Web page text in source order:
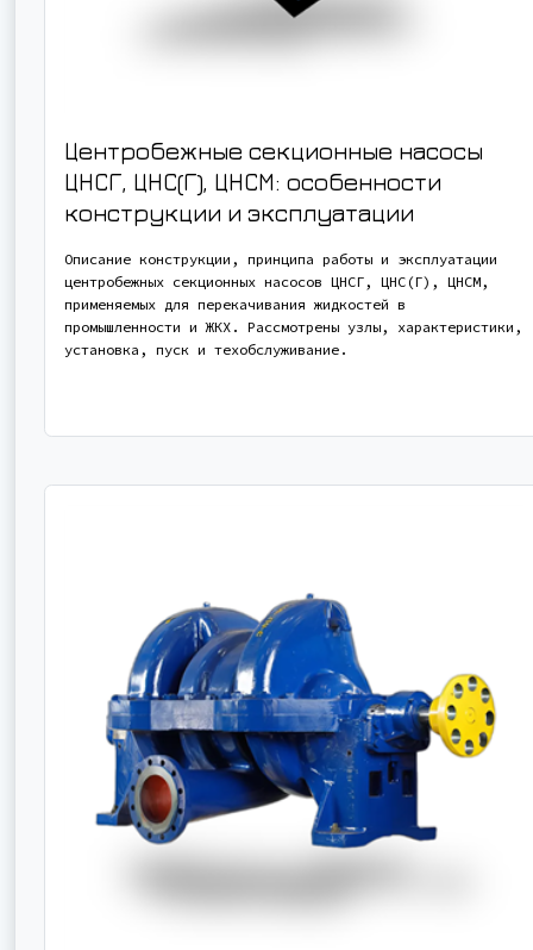
Центробежные секционные насосы
ЦНСГ, ЦНС(Г), ЦНСМ: особенности
конструкции и эксплуатации
Описание конструкции, принципа работы и эксплуатации
центробежных секционных насосов ЦНСГ, ЦНС(Г), ЦНСМ,
применяемых для перекачивания жидкостей в
промышленности и ЖКХ. Рассмотрены узлы, характеристики,
установка, пуск и техобслуживание.